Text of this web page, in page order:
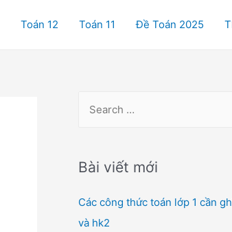
Toán 12 Toán 11 Đề Toán 2025
r
h
f
Bài viết mới
Các công thức toán lớp 1 cần
và hk2